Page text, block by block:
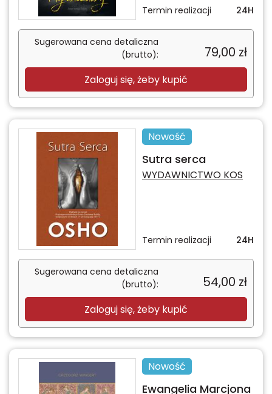
Termin realizacji 24H
Sugerowana cena detaliczna
(brutto):
79,00 zł
Zaloguj się, żeby kupić
Nowość
Sutra serca
WYDAWNICTWO KOS
Termin realizacji 24H
Sugerowana cena detaliczna
(brutto):
54,00 zł
Zaloguj się, żeby kupić
Nowość
Ewangelia Marcjona